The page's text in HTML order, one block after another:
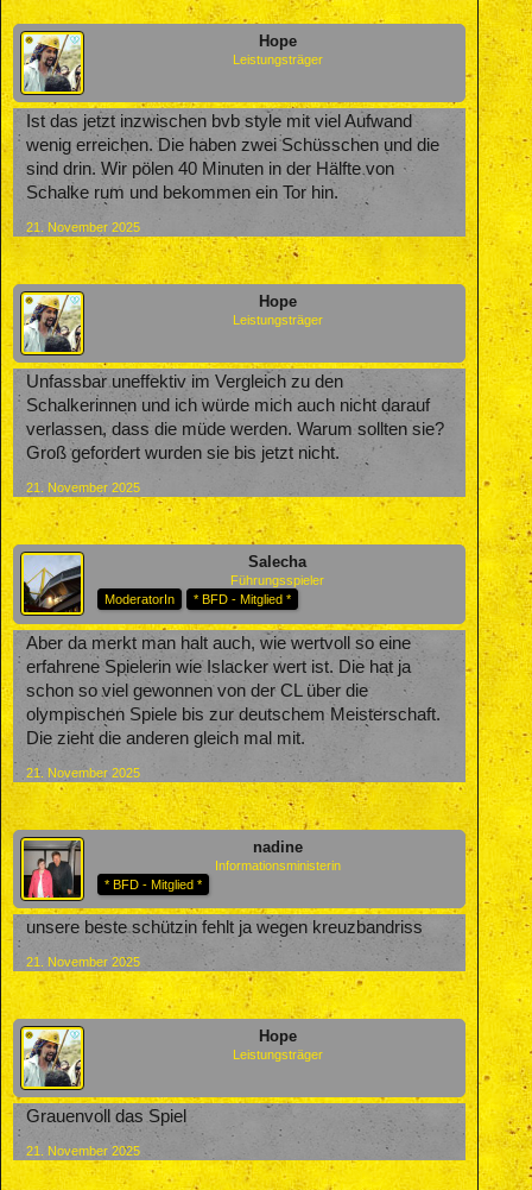
Hope
Leistungsträger
Ist das jetzt inzwischen bvb style mit viel Aufwand
wenig erreichen. Die haben zwei Schüsschen und die
sind drin. Wir pölen 40 Minuten in der Hälfte von
Schalke rum und bekommen ein Tor hin.
21. November 2025
Hope
Leistungsträger
Unfassbar uneffektiv im Vergleich zu den
Schalkerinnen und ich würde mich auch nicht darauf
verlassen, dass die müde werden. Warum sollten sie?
Groß gefordert wurden sie bis jetzt nicht.
21. November 2025
Salecha
Führungsspieler
ModeratorIn
* BFD - Mitglied *
Aber da merkt man halt auch, wie wertvoll so eine
erfahrene Spielerin wie Islacker wert ist. Die hat ja
schon so viel gewonnen von der CL über die
olympischen Spiele bis zur deutschem Meisterschaft.
Die zieht die anderen gleich mal mit.
21. November 2025
nadine
Informationsministerin
* BFD - Mitglied *
unsere beste schützin fehlt ja wegen kreuzbandriss
21. November 2025
Hope
Leistungsträger
Grauenvoll das Spiel
21. November 2025